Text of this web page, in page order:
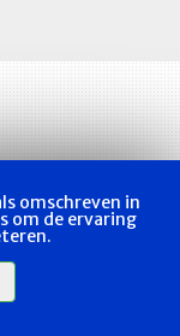
omschreven in
om de ervaring